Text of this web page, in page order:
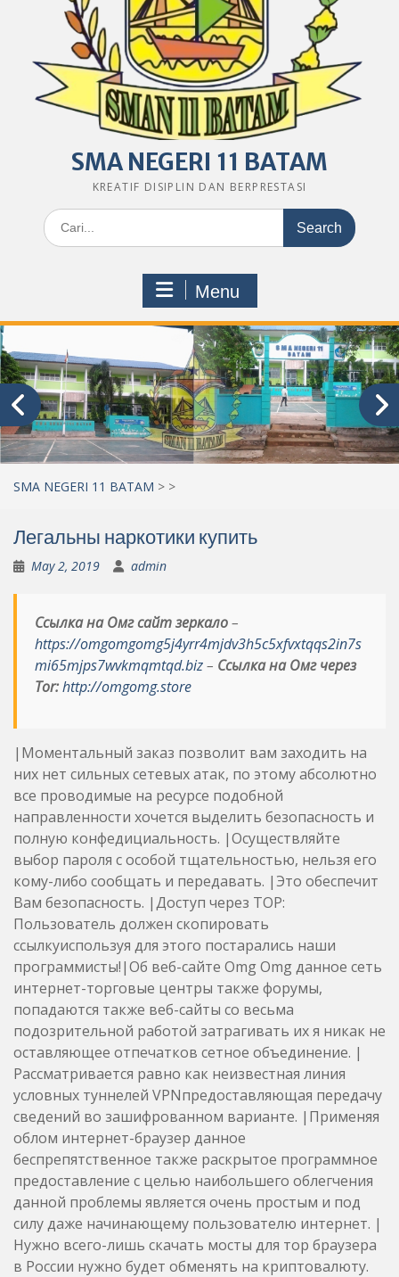
SMA NEGERI 11 BATAM
KREATIF DISIPLIN DAN BERPRESTASI
Search
for:
Menu
SMA NEGERI 11 BATAM > >
Легальны наркотики купить
May 2, 2019 admin
Ссылка на Омг сайт зеркало–
https://omgomgomg5j4yrr4mjdv3h5c5xfvxtqqs2in7s
mi65mjps7wvkmqmtqd.biz– Ссылка на Омг через
Tor:http://omgomg.store
|Моментальный заказ позволит вам заходить на
них нет сильных сетевых атак, по этому абсолютно
все проводимые на ресурсе подобной
направленности хочется выделить безопасность и
полную конфедициальность. |Осуществляйте
выбор пароля с особой тщательностью, нельзя его
кому-либо сообщать и передавать. |Это обеспечит
Вам безопасность. |Доступ через ТОР:
Пользователь должен скопировать
ссылкуиспользуя для этого постарались наши
программисты!|Об веб-сайте Omg Omg данное сеть
интернет-торговые центры также форумы,
попадаются также веб-сайты со весьма
подозрительной работой затрагивать их я никак не
оставляющее отпечатков сетное объединение. |
Рассматривается равно как неизвестная линия
условных туннелей VPNпредоставляющая передачу
сведений во зашифрованном варианте. |Применяя
облом интернет-браузер данное
беспрепятственное также раскрытое программное
предоставление с целью наибольшего облегчения
данной проблемы является очень простым и под
силу даже начинающему пользователю интернет. |
Нужно всего-лишь скачать мосты для тор браузера
в России нужно будет обменять на криптовалюту.